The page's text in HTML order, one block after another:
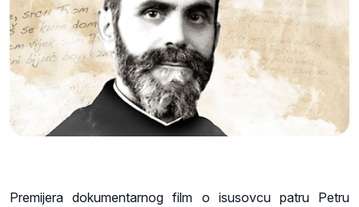
Premijera dokumentarnog film o isusovcu patru Petru